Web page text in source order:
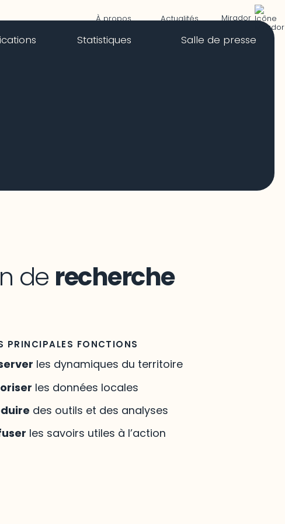
À propos Actualités Mirador
Statistiques Salle de presse
de recherche
PRINCIPALES FONCTIONS
les dynamiques du territoire
les données locales
des outils et des analyses
les savoirs utiles à l’action